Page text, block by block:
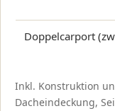
Doppelcarport
Inkl. Konstruktion
Dacheindeckung,